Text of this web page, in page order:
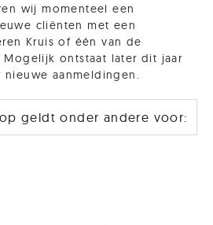
wij momenteel een
cliënten met een
Kruis of één van de
ontstaat later dit jaar
aanmeldingen.
geldt onder andere voor: